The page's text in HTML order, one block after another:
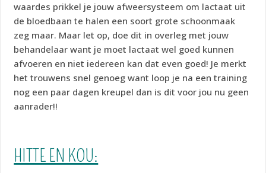
waardes prikkel je jouw afweersysteem om lactaat uit
de bloedbaan te halen een soort grote schoonmaak
zeg maar. Maar let op, doe dit in overleg met jouw
behandelaar want je moet lactaat wel goed kunnen
afvoeren en niet iedereen kan dat even goed! Je merkt
het trouwens snel genoeg want loop je na een training
nog een paar dagen kreupel dan is dit voor jou nu geen
aanrader!!
HITTE EN KOU: